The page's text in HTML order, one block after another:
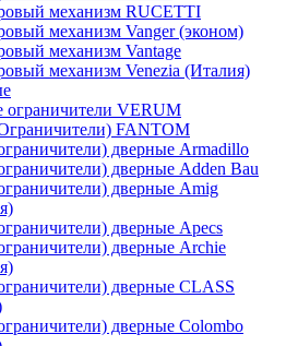
механизм RUCETTI
механизм Vanger (эконом)
механизм Vantage
механизм Venezia (Италия)
ограничители VERUM
FANTOM
дверные Armadillo
дверные Adden Bau
дверные Amig
дверные Apecs
дверные Archie
дверные CLASS
дверные Colombo